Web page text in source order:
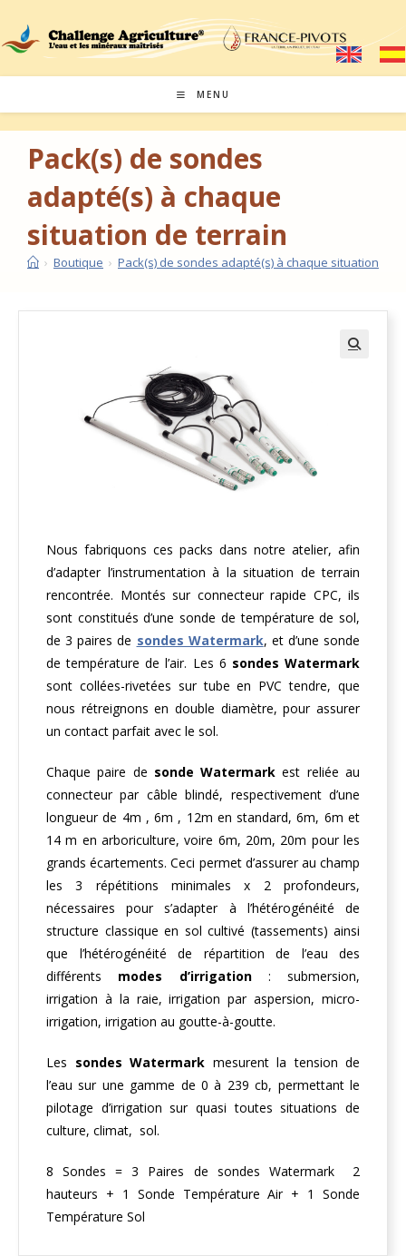
MENU
Pack(s) de sondes
adapté(s) à chaque
situation de terrain
› Boutique › Pack(s) de sondes adapté(s) à chaque situation de
Nous fabriquons ces packs dans notre atelier, afin
d’adapter l’instrumentation à la situation de terrain
rencontrée. Montés sur connecteur rapide CPC, ils
sont constitués d’une sonde de température de sol,
de 3 paires de sondes Watermark, et d’une sonde
de température de l’air. Les 6 sondes Watermark
sont collées-rivetées sur tube en PVC tendre, que
nous rétreignons en double diamètre, pour assurer
un contact parfait avec le sol.
Chaque paire de sonde Watermark est reliée au
connecteur par câble blindé, respectivement d’une
longueur de 4m , 6m , 12m en standard, 6m, 6m et
14 m en arboriculture, voire 6m, 20m, 20m pour les
grands écartements. Ceci permet d’assurer au champ
les 3 répétitions minimales x 2 profondeurs,
nécessaires pour s’adapter à l’hétérogénéité de
structure classique en sol cultivé (tassements) ainsi
que l’hétérogénéité de répartition de l’eau des
différents modes d’irrigation: submersion,
irrigation à la raie, irrigation par aspersion, micro-
irrigation, irrigation au goutte-à-goutte.
Les sondes Watermark mesurent la tension de
l’eau sur une gamme de 0 à 239 cb, permettant le
pilotage d’irrigation sur quasi toutes situations de
culture, climat, sol.
8 Sondes = 3 Paires de sondes Watermark 2
hauteurs + 1 Sonde Température Air + 1 Sonde
Température Sol